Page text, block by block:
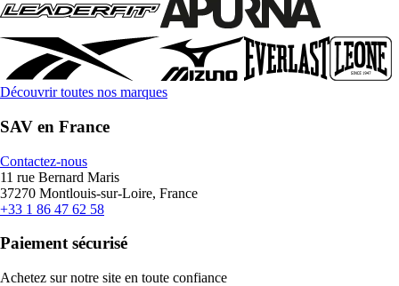
Découvrir toutes nos marques
SAV en France
Contactez-nous
11 rue Bernard Maris
37270 Montlouis-sur-Loire, France
+33 1 86 47 62 58
Paiement sécurisé
Achetez sur notre site en toute confiance